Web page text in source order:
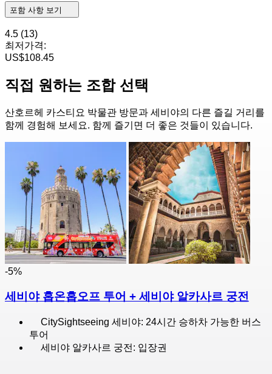
포함 사항 보기
4.5 (13)
최저가격:
US$108.45
직접 원하는 조합 선택
산호르헤 카스티요 박물관 방문과 세비야의 다른 즐길 거리를
함께 경험해 보세요. 함께 즐기면 더 좋은 것들이 있습니다.
-5%
세비야 홉온홉오프 투어 + 세비야 알카사르 궁전
CitySightseeing 세비야: 24시간 승하차 가능한 버스
투어
세비야 알카사르 궁전: 입장권